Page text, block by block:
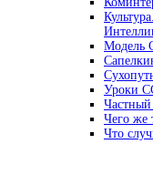
Модель
Уроки
Чего же
Что